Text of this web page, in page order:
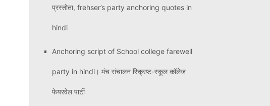
प्रस्तोता, frehser’s party anchoring quotes in
hindi
Anchoring script of School college farewell
party in hindi। मंच संचालन स्क्रिप्ट-स्कूल कॉलेज
फेयरवेल पार्टी